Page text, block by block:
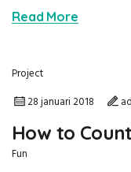
Read More
Project
28 januari 2018
How to
Fun